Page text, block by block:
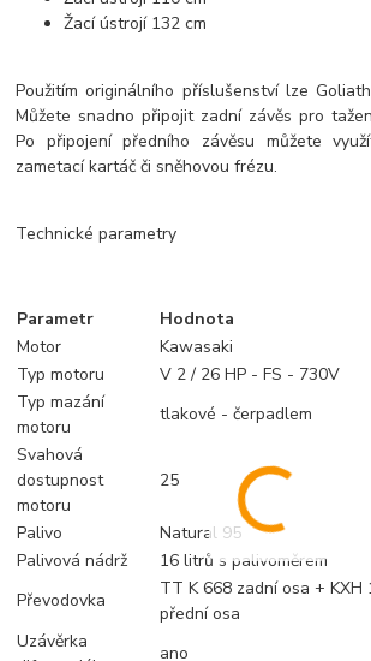
Žací ústrojí 132 cm
Použitím originálního příslušenství lze
Můžete snadno připojit zadní závěs pro
Po připojení předního závěsu můžete
zametací kartáč či sněhovou frézu.
Technické parametry
Parametr Hodnota
Motor
Kawasaki
Typ motoru
V 2 / 26 HP - FS - 730V
Typ mazání
motoru
tlakové - čerpadlem
Svahová
dostupnost
motoru
25
Palivo
Natural 95
Palivová nádrž
16 litrů s palivoměrem
Převodovka
TT K 668 zadní osa + KXH
přední osa
Uzávěrka
ano